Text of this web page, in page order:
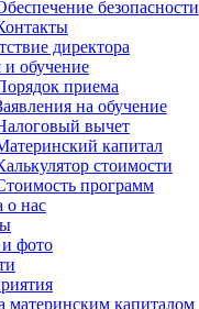
безопасности
директора
обучение
приема
на обучение
вычет
капитал
стоимости
программ
о нас
фото
материнским капиталом